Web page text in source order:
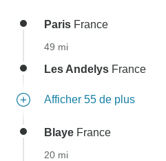
Paris France
49 mi
Les Andelys France
Afficher 55 de plus
Blaye France
20 mi